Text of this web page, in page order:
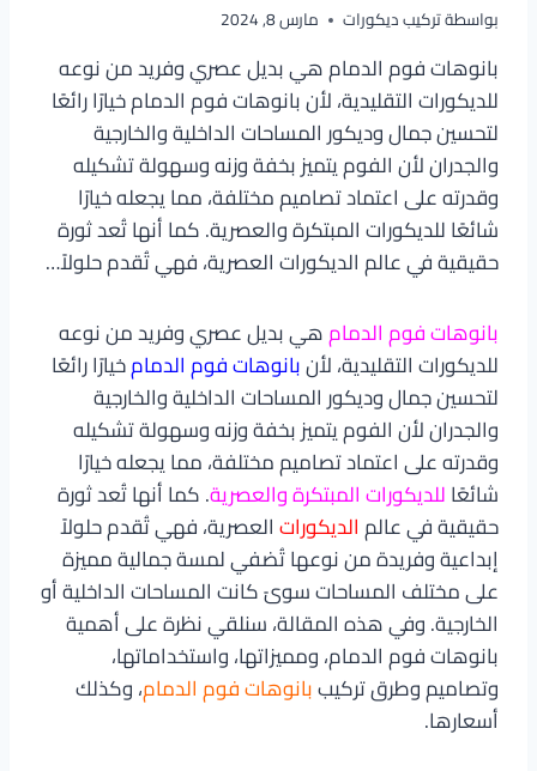
بواسطةتركيب ديكورات مارس 8, 2024
بانوهات فوم الدمام هي بديل عصري وفريد من نوعه
للديكورات التقليدية، لأن بانوهات فوم الدمام خيارًا رائعًا
لتحسين جمال وديكور المساحات الداخلية والخارجية
والجدران لأن الفوم يتميز بخفة وزنه وسهولة تشكيله
وقدرته على اعتماد تصاميم مختلفة، مما يجعله خيارًا
شائعًا للديكورات المبتكرة والعصرية. كما أنها تُعد ثورة
حقيقية في عالم الديكورات العصرية، فهي تُقدم حلولاً…
بانوهات فوم الدمامهي بديل عصري وفريد من نوعه
للديكورات التقليدية، لأنبانوهات فوم الدمامخيارًا رائعًا
لتحسين جمال وديكور المساحات الداخلية والخارجية
والجدران لأن الفوم يتميز بخفة وزنه وسهولة تشكيله
وقدرته على اعتماد تصاميم مختلفة، مما يجعله خيارًا
شائعًاللديكورات المبتكرة والعصرية. كما أنها تُعد ثورة
حقيقية في عالمالديكوراتالعصرية، فهي تُقدم حلولاً
إبداعية وفريدة من نوعها تُضفي لمسة جمالية مميزة
على مختلف المساحات سوىً كانت المساحات الداخلية أو
الخارجية. وفي هذه المقالة، سنلقي نظرة على أهمية
بانوهات فوم الدمام، ومميزاتها، واستخداماتها،
وتصاميم وطرق تركيببانوهات فوم الدمام، وكذلك
أسعارها.